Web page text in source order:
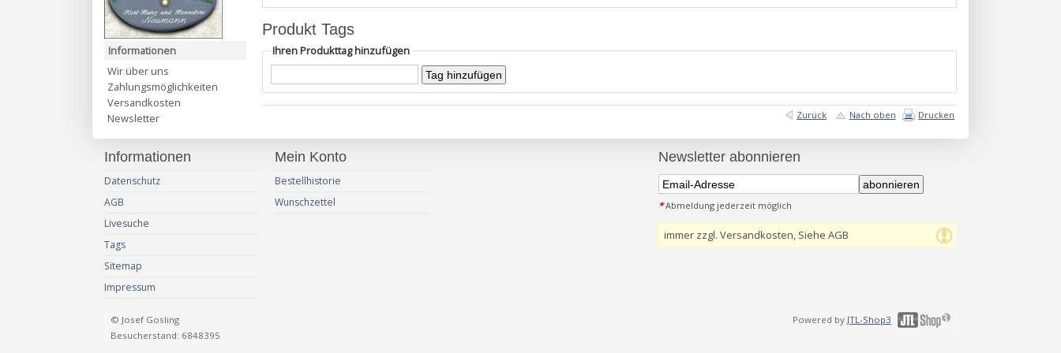
Produkt Tags
Ihren Produkttag hinzufügen
Zurück Nach oben Drucken
Informationen
Wir über uns
Zahlungsmöglichkeiten
Versandkosten
Newsletter
Informationen
Datenschutz
AGB
Livesuche
Tags
Sitemap
Impressum
Mein Konto
Bestellhistorie
Wunschzettel
Newsletter abonnieren
abonnieren
*Abmeldung jederzeit möglich
immer zzgl. Versandkosten, Siehe AGB
© Josef Gosling
Besucherstand: 6848395
Powered by JTL-Shop3